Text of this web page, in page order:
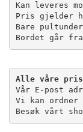
Kan leveres
Pris gjelder
Bare
Bordet går
Alle våre
Vår E-post
Vi kan